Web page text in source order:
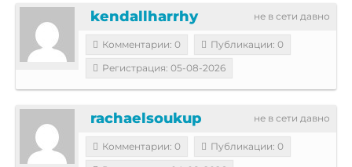
не в сети давно
kendallharrhy
Комментарии: 0
Публикации: 0
Регистрация: 05-08-2026
не в сети давно
rachaelsoukup
Комментарии: 0
Публикации: 0